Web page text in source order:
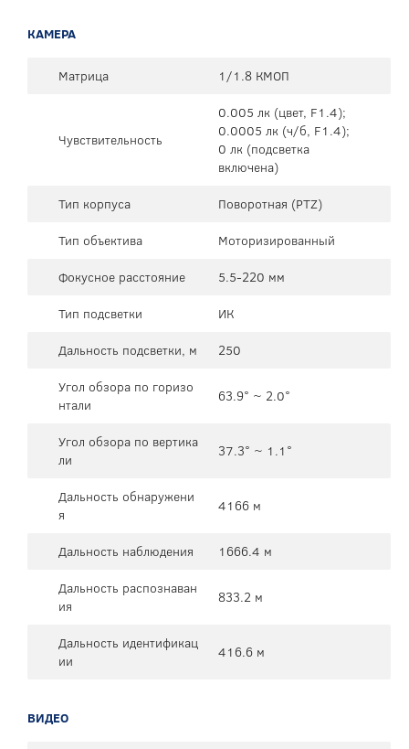
КАМЕРА
Матрица 1/1.8 КМОП
Чувствительность
0.005 лк (цвет, F1.4);
0.0005 лк (ч/б, F1.4);
0 лк (подсветка
включена)
Тип корпуса
Поворотная (PTZ)
Тип объектива
Моторизированный
Фокусное расстояние
5.5-220 мм
Тип подсветки
ИК
Дальность подсветки, м
250
Угол обзора по горизо
нтали
63.9° ~ 2.0°
Угол обзора по вертика
ли
37.3° ~ 1.1°
Дальность обнаружени
я
4166 м
Дальность наблюдения
1666.4 м
Дальность распознаван
ия
833.2 м
Дальность идентификац
ии
416.6 м
ВИДЕО